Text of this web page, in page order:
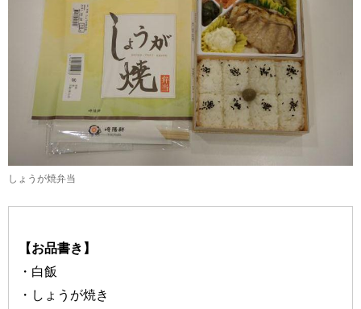
しょうが焼弁当
【お品書き】
・白飯
・しょうが焼き